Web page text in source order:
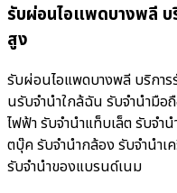
รับผ่อนไอแพดบางพลี บ
สูง
รับผ่อนไอแพดบางพลี บริการ
นรับจํานําใกล้ฉัน รับจำนำมือ
ไฟฟ้า รับจำนำแท็บเล็ต รับจำ
ตบุ๊ค รับจำนำกล้อง รับจำนำเ
รับจำนำของแบรนด์เนม